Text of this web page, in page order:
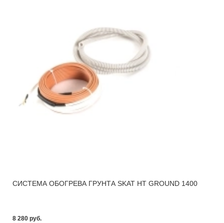
СИСТЕМА ОБОГРЕВА ГРУНТА SKAT HT GROUND 1400
8 280 pуб.